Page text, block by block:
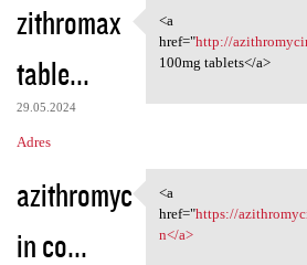
zithromax
table...
29.05.2024
Adres
<a href="http:/
<a
href="http://
100mg tablets</a>
azithromyc
in co...
<a href="https:/
<a
href="https://
n</a>